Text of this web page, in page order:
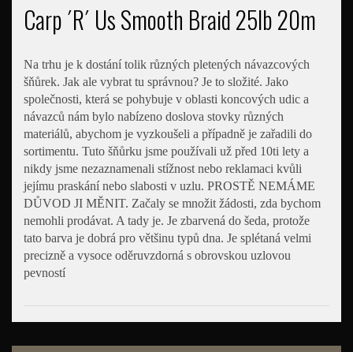
Carp ´R´ Us Smooth Braid 25lb 20m
Na trhu je k dostání tolik různých pletených návazcových
šňůrek. Jak ale vybrat tu správnou? Je to složité. Jako
společnosti, která se pohybuje v oblasti koncových udic a
návazců nám bylo nabízeno doslova stovky různých
materiálů, abychom je vyzkoušeli a případně je zařadili do
sortimentu. Tuto šňůrku jsme používali už před 10ti lety a
nikdy jsme nezaznamenali stížnost nebo reklamaci kvůli
jejímu praskání nebo slabosti v uzlu. PROSTĚ NEMÁME
DŮVOD JI MĚNIT. Začaly se množit žádosti, zda bychom
nemohli prodávat. A tady je. Je zbarvená do šeda, protože
tato barva je dobrá pro většinu typů dna. Je splétaná velmi
precizně a vysoce oděruvzdorná s obrovskou uzlovou
pevností